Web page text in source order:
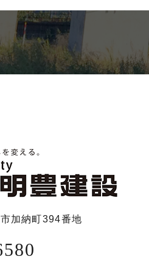
加納町394番地